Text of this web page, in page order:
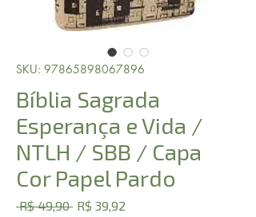
SKU: 97865898067896
Bíblia Sagrada
Esperança e Vida /
NTLH / SBB / Capa
Cor Papel Pardo
R$ 49,90 Preço
R$ 39,92